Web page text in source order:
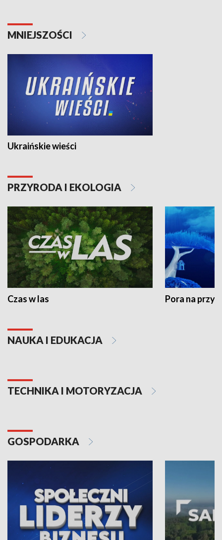
MNIEJSZOŚCI
Ukraińskie wieści
PRZYRODA I EKOLOGIA
Czas w las Pora na
NAUKA I EDUKACJA
TECHNIKA I MOTORYZACJA
GOSPODARKA